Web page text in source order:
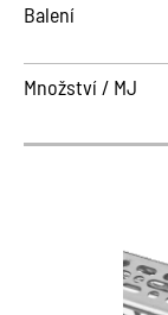
Balení
Množství / MJ